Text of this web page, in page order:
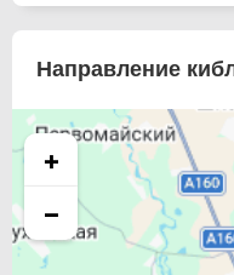
Направление
+
−